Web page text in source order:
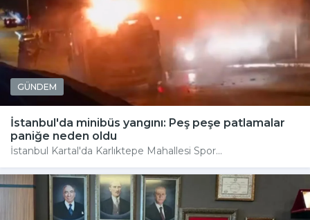
GÜNDEM
İstanbul'da minibüs yangını: Peş peşe patlamalar
paniğe neden oldu
İstanbul Kartal'da Karlıktepe Mahallesi Spor...